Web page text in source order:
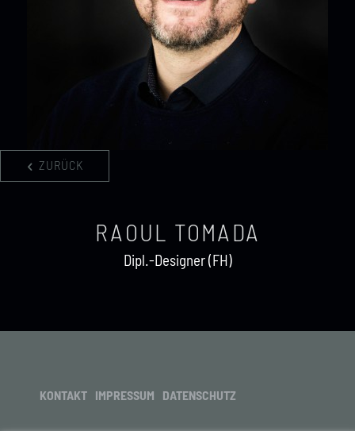
ZURÜCK
RAOUL TOMADA
Dipl.-Designer (FH)
KONTAKT IMPRESSUM DATENSCHUTZ